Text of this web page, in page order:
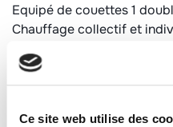
Ce site web utilise des
Equipé de couettes 1
Chauffage collectif et
Catégorie : CONFORT